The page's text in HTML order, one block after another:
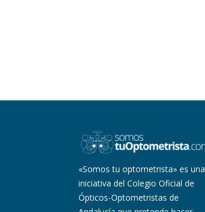
«Somos tu optometrista» es una
iniciativa del Colegio Oficial de
Ópticos-Optometristas de